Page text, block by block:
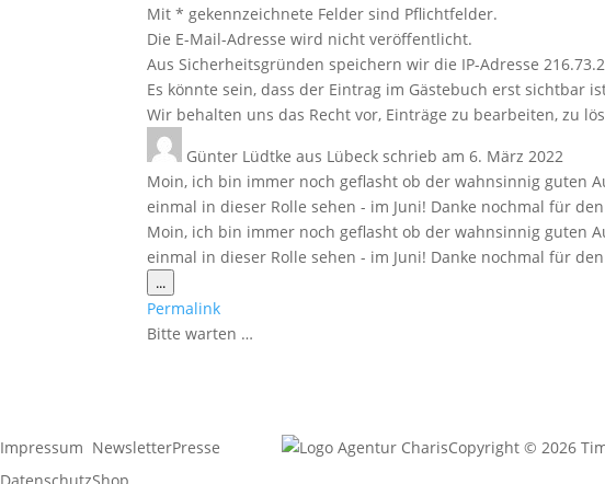
Mit * gekennzeichnete Felder sind Pflichtfelder.
Die E-Mail-Adresse wird nicht veröffentlicht.
Aus Sicherheitsgründen speichern wir die IP-Adresse
Es könnte sein, dass der Eintrag im Gästebuch erst sichtbar
Wir behalten uns das Recht vor, Einträge zu bearbeiten, zu
Günter Lüdtkeaus Lübeck schrieb am 6. März 2022
Moin, ich bin immer noch geflasht ob der wahnsinnig guten
einmal in dieser Rolle sehen - im Juni! Danke nochmal für
Moin, ich bin immer noch geflasht ob der wahnsinnig guten
einmal in dieser Rolle sehen - im Juni! Danke nochmal für
...Diese
Metabox
Permalink
Bitte warten …
Impressum NewsletterPresse Copyright © 2026